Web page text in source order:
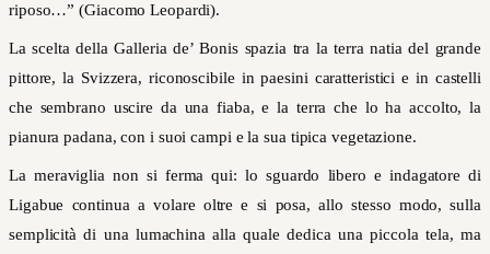
riposo…” (Giacomo Leopardi).
La scelta della Galleria de’ Bonis spazia tra la terra natia del grande
pittore, la Svizzera, riconoscibile in paesini caratteristici e in castelli
che sembrano uscire da una fiaba, e la terra che lo ha accolto, la
pianura padana, con i suoi campi e la sua tipica vegetazione.
La meraviglia non si ferma qui: lo sguardo libero e indagatore di
Ligabue continua a volare oltre e si posa, allo stesso modo, sulla
semplicità di una lumachina alla quale dedica una piccola tela, ma